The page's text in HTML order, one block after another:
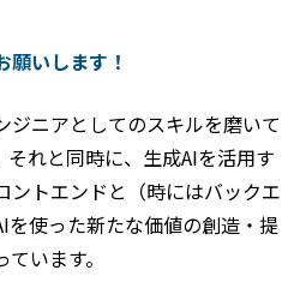
願いします！
ジニアとしてのスキルを磨いて
それと同時に、生成AIを活用す
ントエンドと（時にはバックエ
を使った新たな価値の創造・提
います。